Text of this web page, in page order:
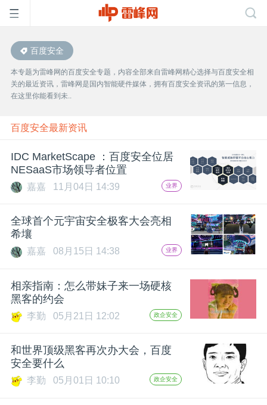
首
页
雷
峰
课
动
百度安全
本专题为雷峰网的百度安全专题，内容全部来自雷峰网精心选择与百度安全相
关的最近资讯，雷峰网是国内智能硬件媒体，拥有百度安全资讯的第一信息，
在这里你能看到未..
百度安全最新资讯
IDC MarketScape ：百度安全位居
NESaaS市场领导者位置
嘉嘉 11月04日 14:39 业界
全球首个元宇宙安全极客大会亮相
希壤
嘉嘉 08月15日 14:38 业界
相亲指南：怎么带妹子来一场硬核
黑客的约会
李勤 05月21日 12:02 政企安全
和世界顶级黑客再次办大会，百度
安全要什么
李勤 05月01日 10:10 政企安全